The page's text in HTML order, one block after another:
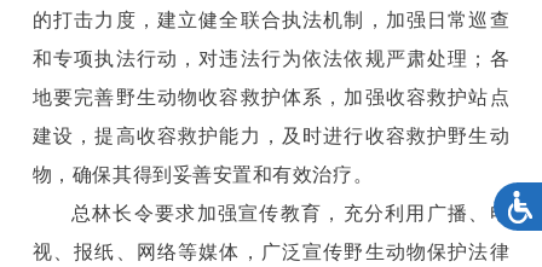
的打击力度，建立健全联合执法机制，加强日常巡查
和专项执法行动，对违法行为依法依规严肃处理；各
地要完善野生动物收容救护体系，加强收容救护站点
建设，提高收容救护能力，及时进行收容救护野生动
物，确保其得到妥善安置和有效治疗。
总林长令要求加强宣传教育，充分利用广播、电
视、报纸、网络等媒体，广泛宣传野生动物保护法律